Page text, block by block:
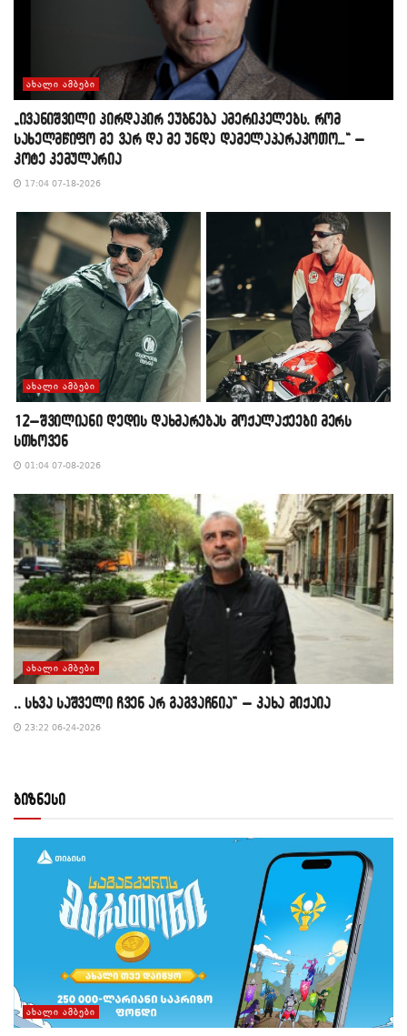
ᲐᲮᲐᲚᲘ ᲐᲛᲑᲔᲑᲘ
„ივანიშვილი პირდაპირ ეუბნება ამერიკელებს, რომ
სახელმწიფო მე ვარ და მე უნდა დამელაპარაკოთო…“ –
კოტე კემულარია
17:04 07-18-2026
ᲐᲮᲐᲚᲘ ᲐᲛᲑᲔᲑᲘ
12–შვილიანი დედის დახმარებას მოქალაქეები მერს
სთხოვენ
01:04 07-08-2026
ᲐᲮᲐᲚᲘ ᲐᲛᲑᲔᲑᲘ
,, სხვა საშველი ჩვენ არ გაგვაჩნია” – კახა მიქაია
23:22 06-24-2026
ბიზნესი
ᲐᲮᲐᲚᲘ ᲐᲛᲑᲔᲑᲘ